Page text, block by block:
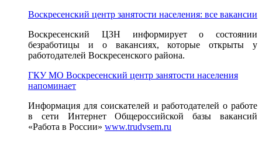
Воскресенский центр занятости населения: все вакансии
Воскресенский ЦЗН информирует о состоянии
безработицы и о вакансиях, которые открыты у
работодателей Воскресенского района.
ГКУ МО Воскресенский центр занятости населения
напоминает
Информация для соискателей и работодателей о работе
в сети Интернет Общероссийской базы вакансий
«Работа в России» www.trudvsem.ru